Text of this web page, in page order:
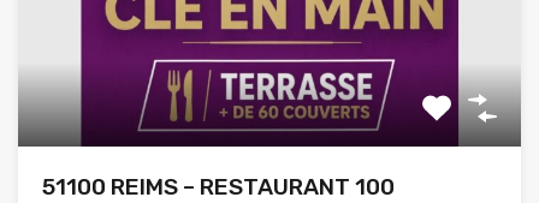
51100 REIMS – RESTAURANT 100